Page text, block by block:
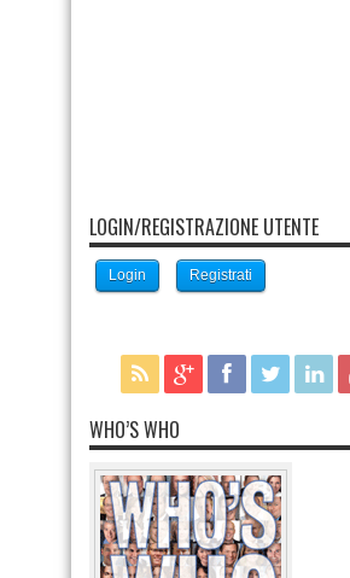
LOGIN/REGISTRAZIONE UTENTE
Login Registrati
WHO’S WHO